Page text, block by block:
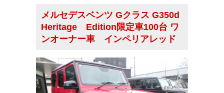
メルセデスベンツ Gクラス G350d
Heritage Edition限定車100台 ワ
ンオーナー車 インペリアレッド